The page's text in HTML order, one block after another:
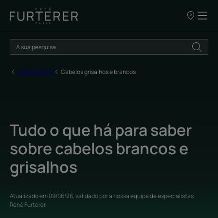
OS
DE
VENDA
Página inicial Cabelos grisalhos e brancos
Tudo o que há para saber
sobre cabelos brancos e
grisalhos
Atualizado em09/06/26, validado pora nossa equipa de especialistas
René Furterer.